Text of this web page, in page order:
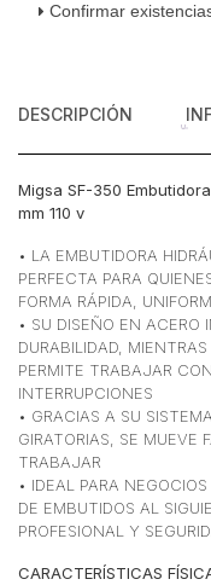
cantidad
Confirmar
DESCRIPCIÓN
Migsa SF-350
mm 110 v
• LA EMBUTIDORA
PERFECTA PARA
FORMA RÁPIDA,
• SU DISEÑO EN ACERO
DURABILIDAD,
PERMITE TRABAJAR
INTERRUPCIONES
• GRACIAS A SU
GIRATORIAS, SE MUEVE
TRABAJAR
• IDEAL PARA
DE EMBUTIDOS AL
PROFESIONAL Y
CARACTERÍSTICAS